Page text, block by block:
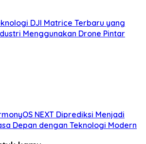
DJI Matrice Terbaru yang
Menggunakan Drone Pintar
NEXT Diprediksi Menjadi
Depan dengan Teknologi Modern